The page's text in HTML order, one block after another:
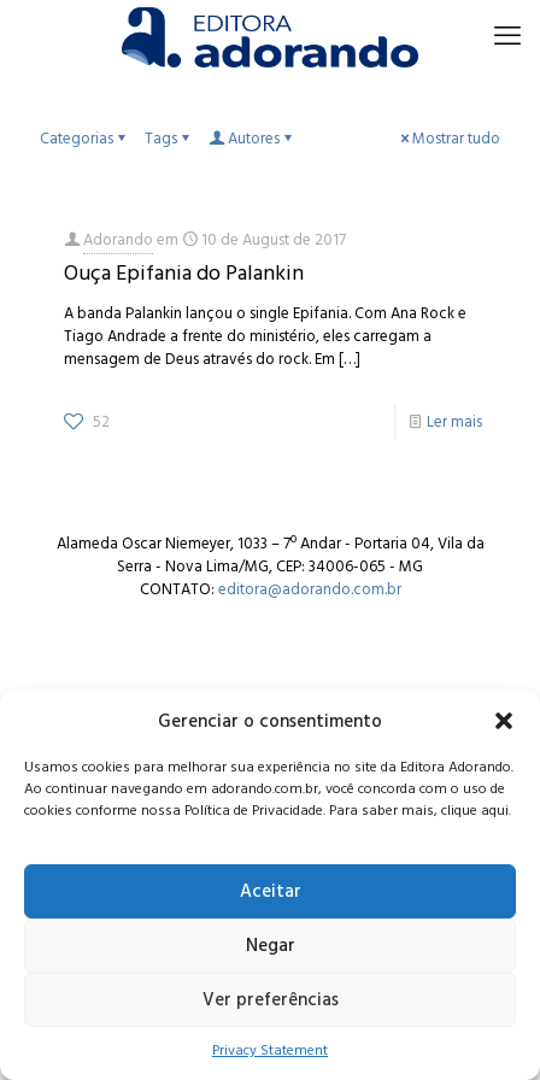
Gerenciar o consentimento
Usamos cookies para melhorar sua experiência no site da Editora Adorando.
Ao continuar navegando em adorando.com.br, você concorda com o uso de
cookies conforme nossa Política de Privacidade. Para saber mais, clique aqui.
Aceitar
Negar
Ver preferências
Privacy Statement
Categorias Tags Autores Mostrar tudo
Adorandoem 10 de August de 2017
Ouça Epifania do Palankin
A banda Palankin lançou o single Epifania. Com Ana Rock e
Tiago Andrade a frente do ministério, eles carregam a
mensagem de Deus através do rock. Em[…]
52 Ler mais
Alameda Oscar Niemeyer, 1033 – 7º Andar - Portaria 04, Vila da
Serra - Nova Lima/MG, CEP: 34006-065 - MG
CONTATO:editora@adorando.com.br
© Editora Adorando 2026. Todos os direitos reservados.
Consulte nossapolítica de privacidade.